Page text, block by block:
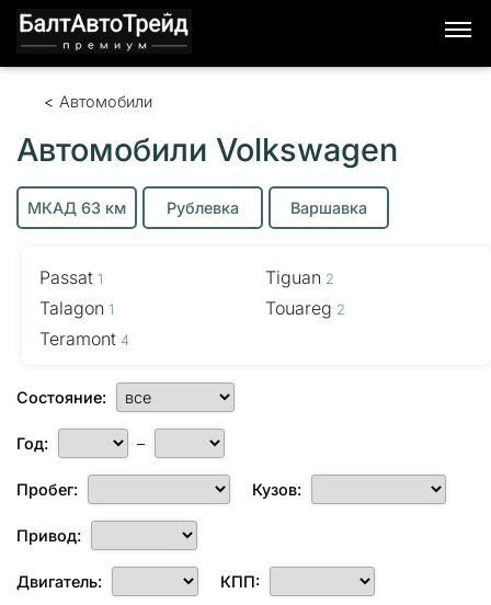
Автомобили
Автомобили Volkswagen
МКАД 63 км Рублевка Варшавка
Passat 1
Talagon 1
Teramont 4
Tiguan 2
Touareg 2
Состояние:
Год: –
Пробег: Кузов:
Привод:
Двигатель: КПП: